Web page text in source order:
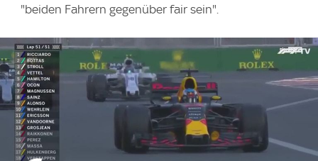
"beiden Fahrern gegenüber fair sein".